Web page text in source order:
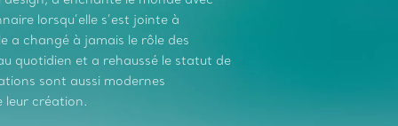
lorsqu’elle s’est jointe à
a changé à jamais le rôle des
quotidien et a rehaussé le statut de
sont aussi modernes
leur création.